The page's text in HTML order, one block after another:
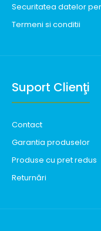
Securitatea datelor
Termeni si conditii
Suport Clienţi
Contact
Garantia produselor
Produse cu pret redus
Returnări